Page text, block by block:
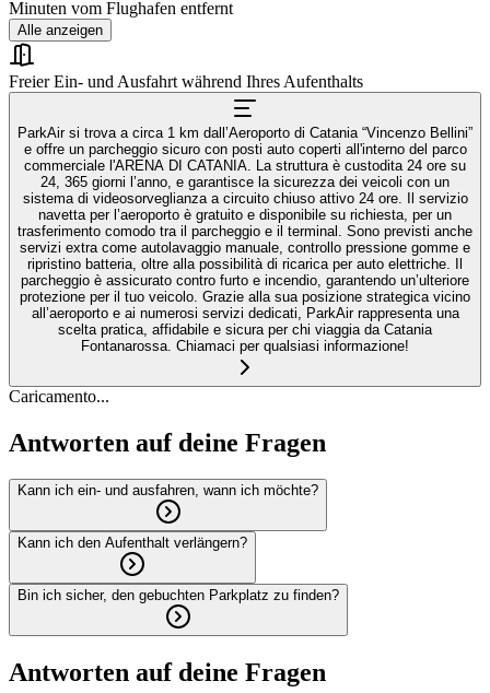
Minuten vom Flughafen entfernt
Alle anzeigen
Freier Ein- und Ausfahrt während Ihres Aufenthalts
ParkAir si trova a circa 1 km dall’Aeroporto di Catania “Vincenzo Bellini”
e offre un parcheggio sicuro con posti auto coperti all'interno del parco
commerciale l'ARENA DI CATANIA. La struttura è custodita 24 ore su
24, 365 giorni l’anno, e garantisce la sicurezza dei veicoli con un
sistema di videosorveglianza a circuito chiuso attivo 24 ore. Il servizio
navetta per l’aeroporto è gratuito e disponibile su richiesta, per un
trasferimento comodo tra il parcheggio e il terminal. Sono previsti anche
servizi extra come autolavaggio manuale, controllo pressione gomme e
ripristino batteria, oltre alla possibilità di ricarica per auto elettriche. Il
parcheggio è assicurato contro furto e incendio, garantendo un’ulteriore
protezione per il tuo veicolo. Grazie alla sua posizione strategica vicino
all’aeroporto e ai numerosi servizi dedicati, ParkAir rappresenta una
scelta pratica, affidabile e sicura per chi viaggia da Catania
Fontanarossa. Chiamaci per qualsiasi informazione!
Caricamento...
Antworten auf deine Fragen
Kann ich ein- und ausfahren, wann ich möchte?
Kann ich den Aufenthalt verlängern?
Bin ich sicher, den gebuchten Parkplatz zu finden?
Antworten auf deine Fragen